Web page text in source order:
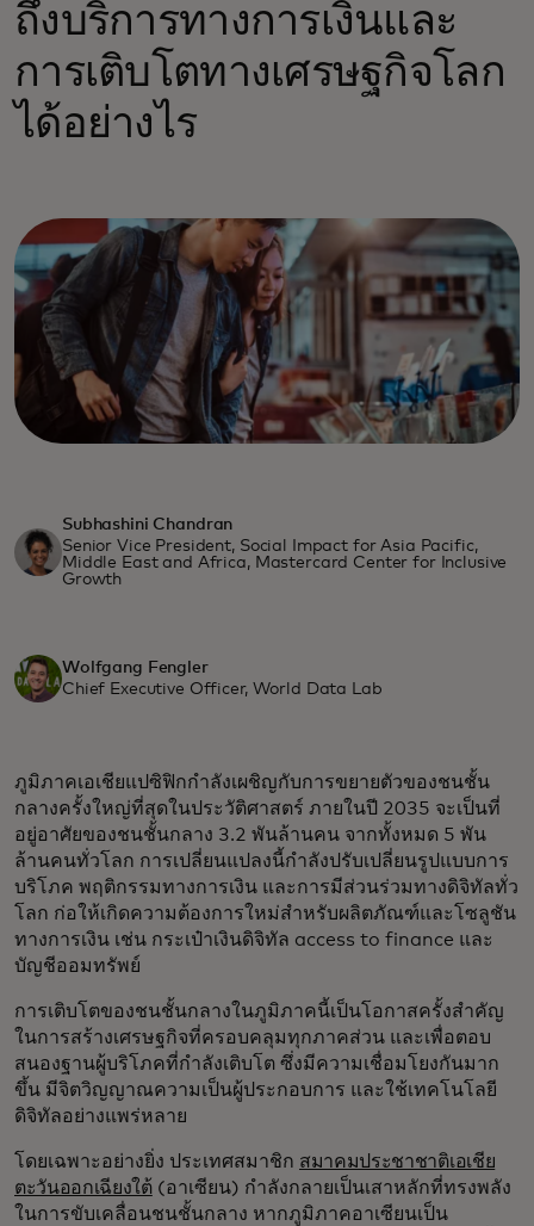
ถึงบริการทางการเงินและ
การเติบโตทางเศรษฐกิจโลก
ได้อย่างไร
Subhashini Chandran
Senior Vice President, Social Impact for Asia Pacific,
Middle East and Africa, Mastercard Center for Inclusive
Growth
Wolfgang Fengler
Chief Executive Officer, World Data Lab
ภูมิภาคเอเชียแปซิฟิกกำลังเผชิญกับการขยายตัวของชนชั้น
กลางครั้งใหญ่ที่สุดในประวัติศาสตร์ ภายในปี 2035 จะเป็นที่
อยู่อาศัยของชนชั้นกลาง 3.2 พันล้านคน จากทั้งหมด 5 พัน
ล้านคนทั่วโลก การเปลี่ยนแปลงนี้กำลังปรับเปลี่ยนรูปแบบการ
บริโภค พฤติกรรมทางการเงิน และการมีส่วนร่วมทางดิจิทัลทั่ว
โลก ก่อให้เกิดความต้องการใหม่สำหรับผลิตภัณฑ์และโซลูชัน
ทางการเงิน เช่น กระเป๋าเงินดิจิทัล access to finance และ
บัญชีออมทรัพย์
การเติบโตของชนชั้นกลางในภูมิภาคนี้เป็นโอกาสครั้งสำคัญ
ในการสร้างเศรษฐกิจที่ครอบคลุมทุกภาคส่วน และเพื่อตอบ
สนองฐานผู้บริโภคที่กำลังเติบโต ซึ่งมีความเชื่อมโยงกันมาก
ขึ้น มีจิตวิญญาณความเป็นผู้ประกอบการ และใช้เทคโนโลยี
ดิจิทัลอย่างแพร่หลาย
โดยเฉพาะอย่างยิ่ง ประเทศสมาชิก สมาคมประชาชาติเอเชีย
ตะวันออกเฉียงใต้(อาเซียน) กำลังกลายเป็นเสาหลักที่ทรงพลัง
ในการขับเคลื่อนชนชั้นกลาง หากภูมิภาคอาเซียนเป็น